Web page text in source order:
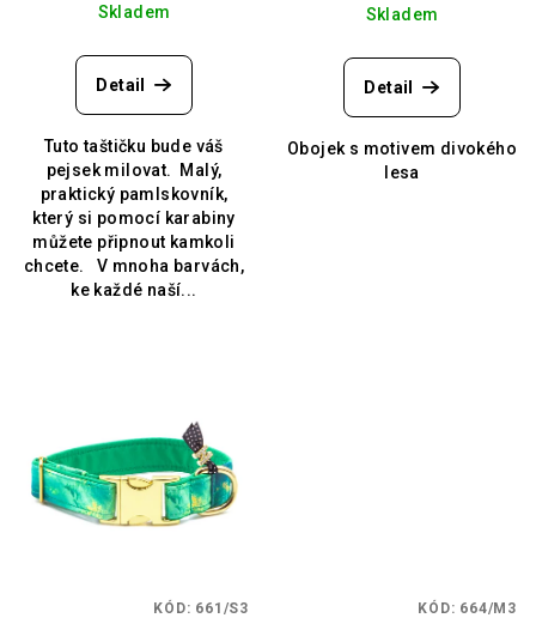
Skladem
Detail
Tuto taštičku bude váš
pejsek milovat. Malý,
praktický pamlskovník,
který si pomocí karabiny
můžete připnout kamkoli
chcete. V mnoha barvách,
ke každé naší...
Skladem
Detail
Obojek s motivem divokého
lesa
KÓD: 661/S3 KÓD: 664/M3